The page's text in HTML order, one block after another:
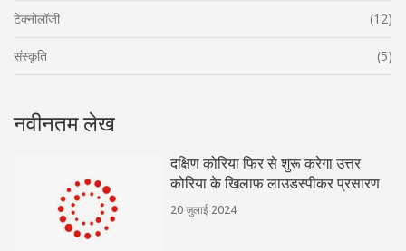
टेक्नोलॉजी (12)
संस्कृति (5)
नवीनतम लेख
दक्षिण कोरिया फिर से शुरू करेगा उत्तर
कोरिया के खिलाफ लाउडस्पीकर प्रसारण
20 जुलाई 2024